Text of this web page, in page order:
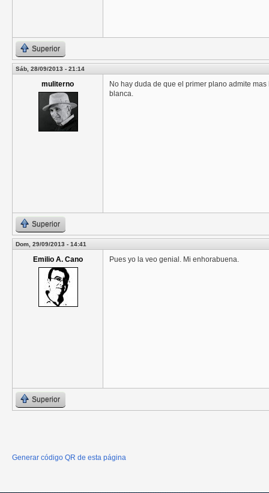
Superior
Sáb, 28/09/2013 - 21:14
muliterno
No hay duda de que el primer plano admite
blanca.
Superior
Dom, 29/09/2013 - 14:41
Emilio A. Cano Pues yo la veo genial. Mi enhorabuena.
Superior
Generar código QR de esta página